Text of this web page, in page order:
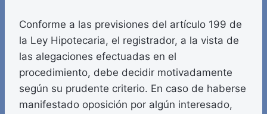
Conforme a las previsiones del artículo 199 de
la Ley Hipotecaria, el registrador, a la vista de
las alegaciones efectuadas en el
procedimiento, debe decidir motivadamente
según su prudente criterio. En caso de haberse
manifestado oposición por algún interesado,